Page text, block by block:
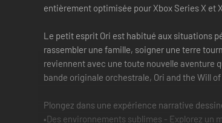
entièrement optimisée pour Xbox Series X et
Le petit esprit Ori est habitué aux situations
rassembler une famille, soigner une terre
reviennent avec une toute nouvelle aventure
bande originale orchestrale, Ori and the Will
Plongez dans une expérience narrative
•Des environnements sublimes - Explorez un